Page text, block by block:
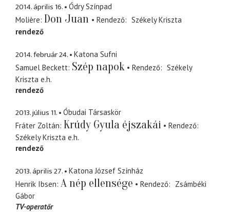
2014. április 16.
Ódry Színpad
Molière Don Juan Rendező
Székely Kriszta
rendező
2014. február 24.
Katona Sufni
Samuel Beckett Szép napok Rendező
Székely
Kriszta e.h.
rendező
2013. július 11.
Óbudai Társaskör
Fráter Zoltán Krúdy Gyula éjszakái
Rendező
Székely Kriszta e.h.
rendező
2013. április 27.
Katona József Színház
Henrik Ibsen A nép ellensége Rendező
Zsámbéki
Gábor
TV-operatőr